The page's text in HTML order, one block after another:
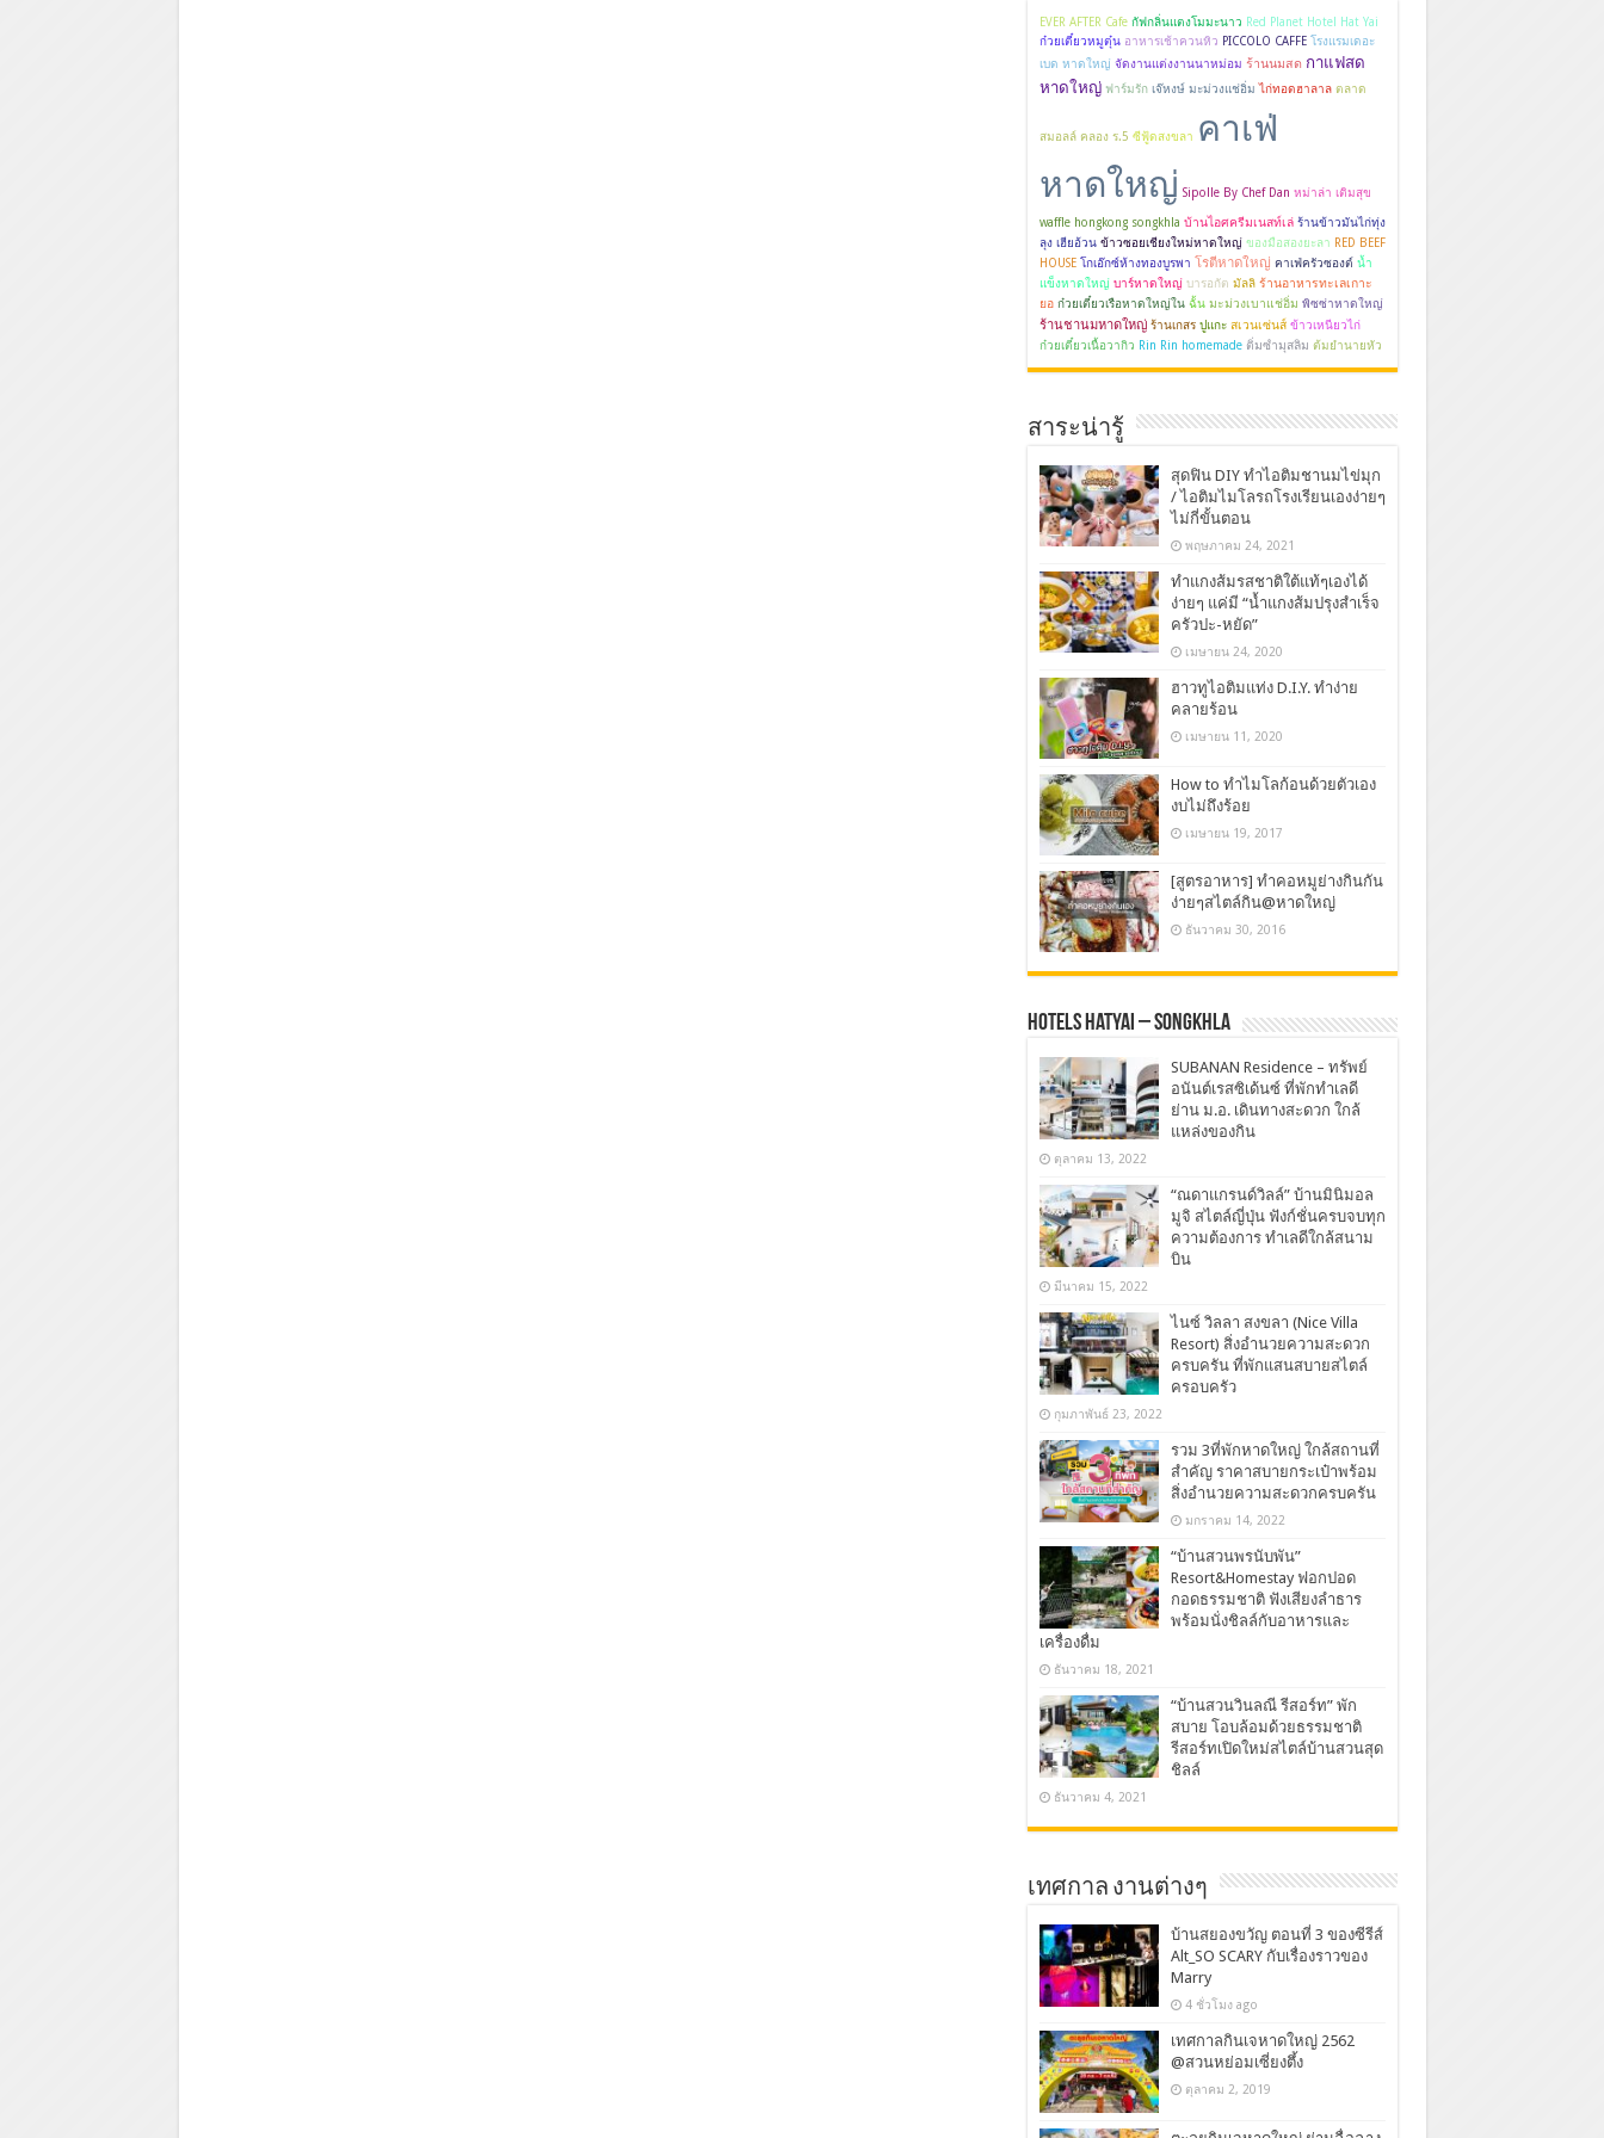
EVER AFTER Cafe กัฟกลิ่นแตงโมมะนาว Red Planet Hotel Hat Yai
ก๋วยเตี๋ยวหมูตุ๋น อาหารเช้าควนหิว PICCOLO CAFFE โรงแรมเดอะ
เบด หาดใหญ่ จัดงานแต่งงานนาหม่อม ร้านนมสด กาแฟสด
หาดใหญ่ ฟาร์มรัก เจ๊หงษ์ มะม่วงแช่อิ่ม ไก่ทอดฮาลาล ตลาด
สมอลล์ คลอง ร.5 ซีฟู้ดสงขลา คาเฟ่
หาดใหญ่ Sipolle By Chef Dan หม่าล่า เติมสุข
waffle hongkong songkhla บ้านไอศครีมเนสท์เล่ ร้านข้าวมันไก่ทุ่ง
ลุง เฮียอ้วน ข้าวซอยเชียงใหม่หาดใหญ่ ของมือสองยะลา RED BEEF
HOUSE โกเอ๊กซ์ห้างทองบูรพา โรตีหาดใหญ่ คาเฟ่ครัวซองต์ น้ำ
แข็งหาดใหญ่ บาร์หาดใหญ่ บารอกัต มัลลิ ร้านอาหารทะเลเกาะ
ยอ ก๋วยเตี๋ยวเรือหาดใหญ่ใน ฉั้น มะม่วงเบาแช่อิ่ม พิซซ่าหาดใหญ่
ร้านชานมหาดใหญ่ ร้านเกสร ปูแกะ สเวนเซ่นส์ ข้าวเหนียวไก่
ก๋วยเตี๋ยวเนื้อวากิว Rin Rin homemade ติ่มซำมุสลิม ต้มยำนายหัว
สาระน่ารู้
สุดฟิน DIY ทำไอติมชานมไข่มุก
/ ไอติมไมโลรถโรงเรียนเองง่ายๆ
ไม่กี่ขั้นตอน
พฤษภาคม 24, 2021
ทำแกงส้มรสชาติใต้แท้ๆเองได้
ง่ายๆ แค่มี “น้ำแกงส้มปรุงสำเร็จ
ครัวปะ-หยัด”
เมษายน 24, 2020
ฮาวทูไอติมแท่ง D.I.Y. ทำง่าย
คลายร้อน
เมษายน 11, 2020
How to ทำไมโลก้อนด้วยตัวเอง
งบไม่ถึงร้อย
เมษายน 19, 2017
[สูตรอาหาร] ทำคอหมูย่างกินกัน
ง่ายๆสไตล์กิน@หาดใหญ่
ธันวาคม 30, 2016
Hotels Hatyai – Songkhla
SUBANAN Residence – ทรัพย์
อนันต์เรสซิเด้นซ์ ที่พักทำเลดี
ย่าน ม.อ. เดินทางสะดวก ใกล้
แหล่งของกิน
ตุลาคม 13, 2022
“ณดาแกรนด์วิลล์” บ้านมินิมอล
มูจิ สไตล์ญี่ปุ่น ฟังก์ชั่นครบจบทุก
ความต้องการ ทำเลดีใกล้สนาม
บิน
มีนาคม 15, 2022
ไนซ์ วิลลา สงขลา (Nice Villa
Resort) สิ่งอำนวยความสะดวก
ครบครัน ที่พักแสนสบายสไตล์
ครอบครัว
กุมภาพันธ์ 23, 2022
รวม 3ที่พักหาดใหญ่ ใกล้สถานที่
สำคัญ ราคาสบายกระเป๋าพร้อม
สิ่งอำนวยความสะดวกครบครัน
มกราคม 14, 2022
“บ้านสวนพรนับพัน”
Resort&Homestay ฟอกปอด
กอดธรรมชาติ ฟังเสียงลำธาร
พร้อมนั่งชิลล์กับอาหารและ
เครื่องดื่ม
ธันวาคม 18, 2021
“บ้านสวนวินลณี รีสอร์ท” พัก
สบาย โอบล้อมด้วยธรรมชาติ
รีสอร์ทเปิดใหม่สไตล์บ้านสวนสุด
ชิลล์
ธันวาคม 4, 2021
เทศกาล งานต่างๆ
บ้านสยองขวัญ ตอนที่ 3 ของซีรีส์
Alt_SO SCARY กับเรื่องราวของ
Marry
4 ชั่วโมง ago
เทศกาลกินเจหาดใหญ่ 2562
@สวนหย่อมเซี่ยงตึ้ง
ตุลาคม 2, 2019